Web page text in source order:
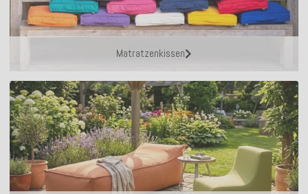
Matratzenkissen